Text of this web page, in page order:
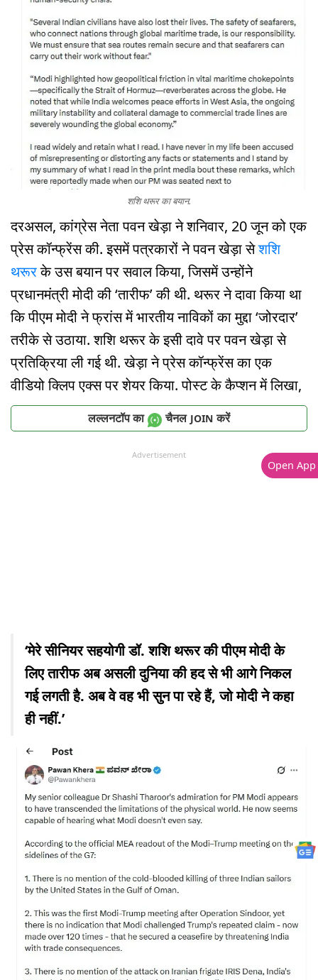
शशि थरूर का बयान.
दरअसल, कांग्रेस नेता पवन खेड़ा ने शनिवार, 20 जून को एक
प्रेस कॉन्फ्रेंस की. इसमें पत्रकारों ने पवन खेड़ा सेशशि
थरूरके उस बयान पर सवाल किया, जिसमें उन्होंने
प्रधानमंत्री मोदी की ‘तारीफ’ की थी. थरूर ने दावा किया था
कि पीएम मोदी ने फ्रांस में भारतीय नाविकों का मुद्दा ‘जोरदार’
तरीके से उठाया. शशि थरूर के इसी दावे पर पवन खेड़ा से
प्रतिक्रिया ली गई थी. खेड़ा ने प्रेस कॉन्फ्रेंस का एक
वीडियो क्लिप एक्स पर शेयर किया. पोस्ट के कैप्शन में लिखा,
लल्लनटॉप का चैनल JOIN करें
Advertisement
‘मेरे सीनियर सहयोगी डॉ. शशि थरूर की पीएम मोदी के
लिए तारीफ अब असली दुनिया की हद से भी आगे निकल
गई लगती है. अब वे वह भी सुन पा रहे हैं, जो मोदी ने कहा
ही नहीं.’
Open App